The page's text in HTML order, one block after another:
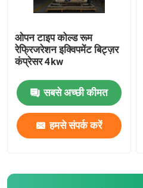
ओपन टाइप कोल्ड रूम
रेफ्रिजरेशन इक्विपमेंट बिट्ज़र
कंप्रेसर 4kw
सबसे अच्छी कीमत
हमसे संपर्क करें